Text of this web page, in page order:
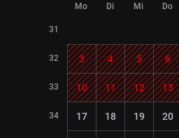
Mo Di Mi Do
31
32 3 4 5 6
33 10 11 12 13
34 17 18 19 20